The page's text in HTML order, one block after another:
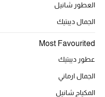
تشكيلة المناسبات للنساء
العطور شانيل
الجمال ديبتيك
Most Favourited
عطور ديبتيك
الجمال ارماني
المكياج شانيل